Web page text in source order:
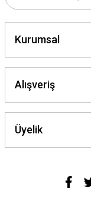
Kurumsal
Alışveriş
Üyelik